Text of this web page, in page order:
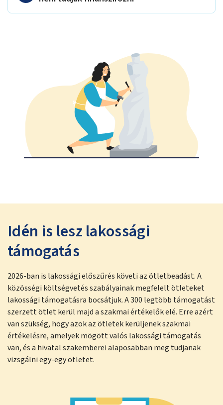
Idén is lesz lakossági
támogatás
2026-ban is lakossági előszűrés követi az ötletbeadást. A
közösségi költségvetés szabályainak megfelelt ötleteket
lakossági támogatásra bocsátjuk. A 300 legtöbb támogatást
szerzett ötlet kerül majd a szakmai értékelők elé. Erre azért
van szükség, hogy azok az ötletek kerüljenek szakmai
értékelésre, amelyek mögött valós lakossági támogatás
van, és a hivatal szakemberei alaposabban meg tudjanak
vizsgálni egy-egy ötletet.